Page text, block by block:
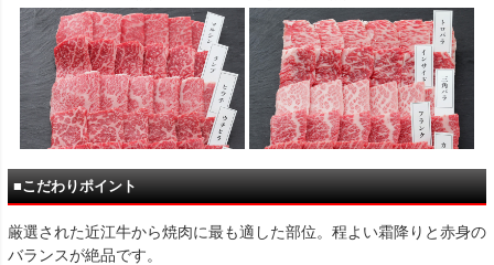
■こだわりポイント
厳選された近江牛から焼肉に最も適した部位。程よい霜降りと赤身の
バランスが絶品です。